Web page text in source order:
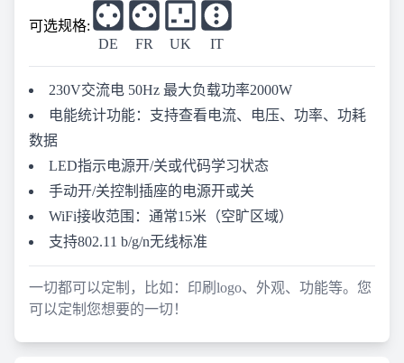
可选规格:
DE
FR UK IT
230V交流电 50Hz 最大负载功率2000W
电能统计功能：支持查看电流、电压、功率、功耗
数据
LED指示电源开/关或代码学习状态
手动开/关控制插座的电源开或关
WiFi接收范围：通常15米（空旷区域）
支持802.11 b/g/n无线标准
一切都可以定制，比如：印刷logo、外观、功能等。您
可以定制您想要的一切！